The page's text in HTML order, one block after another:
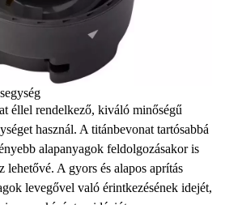
éllel rendelkező, kiváló minőségű
használ. A titánbevonat tartósabbá
alapanyagok feldolgozásakor is
lehetővé. A gyors és alapos aprítás
levegővel való érintkezésének idejét,